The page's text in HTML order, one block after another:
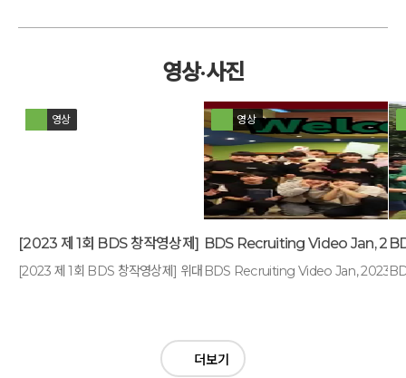
영상·사진
영상
[2023 제 1회 BDS 창작영상제] 위대한 시작
[2023 제 1회 BDS 창작영상제] 위대한 시작
영상
BDS Recruiting Video Jan, 2023
BDS Recruiting Video Jan, 2023
더보기